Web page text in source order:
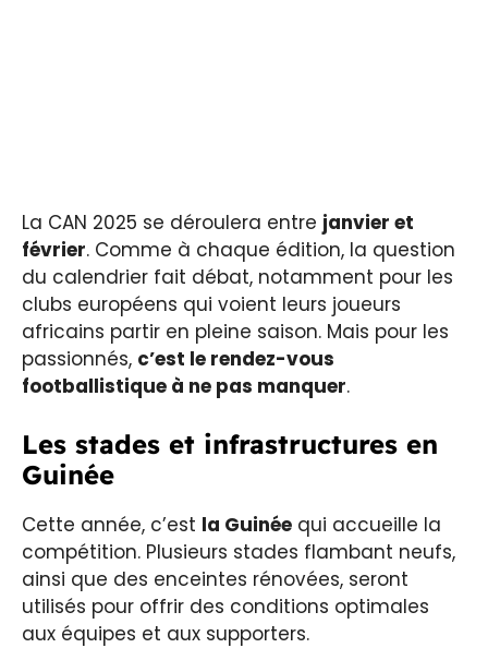
La CAN 2025 se déroulera entre janvier et
février. Comme à chaque édition, la question
du calendrier fait débat, notamment pour les
clubs européens qui voient leurs joueurs
africains partir en pleine saison. Mais pour les
passionnés, c’est le rendez-vous
footballistique à ne pas manquer.
Les stades et infrastructures en
Guinée
Cette année, c’est la Guinée qui accueille la
compétition. Plusieurs stades flambant neufs,
ainsi que des enceintes rénovées, seront
utilisés pour offrir des conditions optimales
aux équipes et aux supporters.